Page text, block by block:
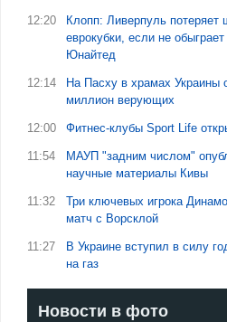
12:20
Клопп: Ливерпуль потеряет
еврокубки, если не
Юнайтед
12:14
На Пасху в храмах Украины
миллион верующих
12:00 Фитнес-клубы Sport Life
11:54
МАУП "задним числом"
научные материалы Кивы
11:32
Три ключевых игрока
матч с Ворсклой
11:27
В Украине вступил в силу
на газ
Новости в фото